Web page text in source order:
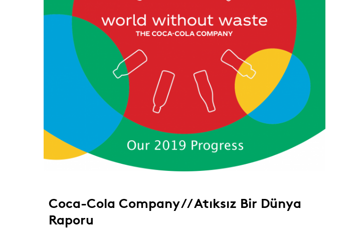
Coca-Cola Company // Atıksız Bir Dünya
Raporu